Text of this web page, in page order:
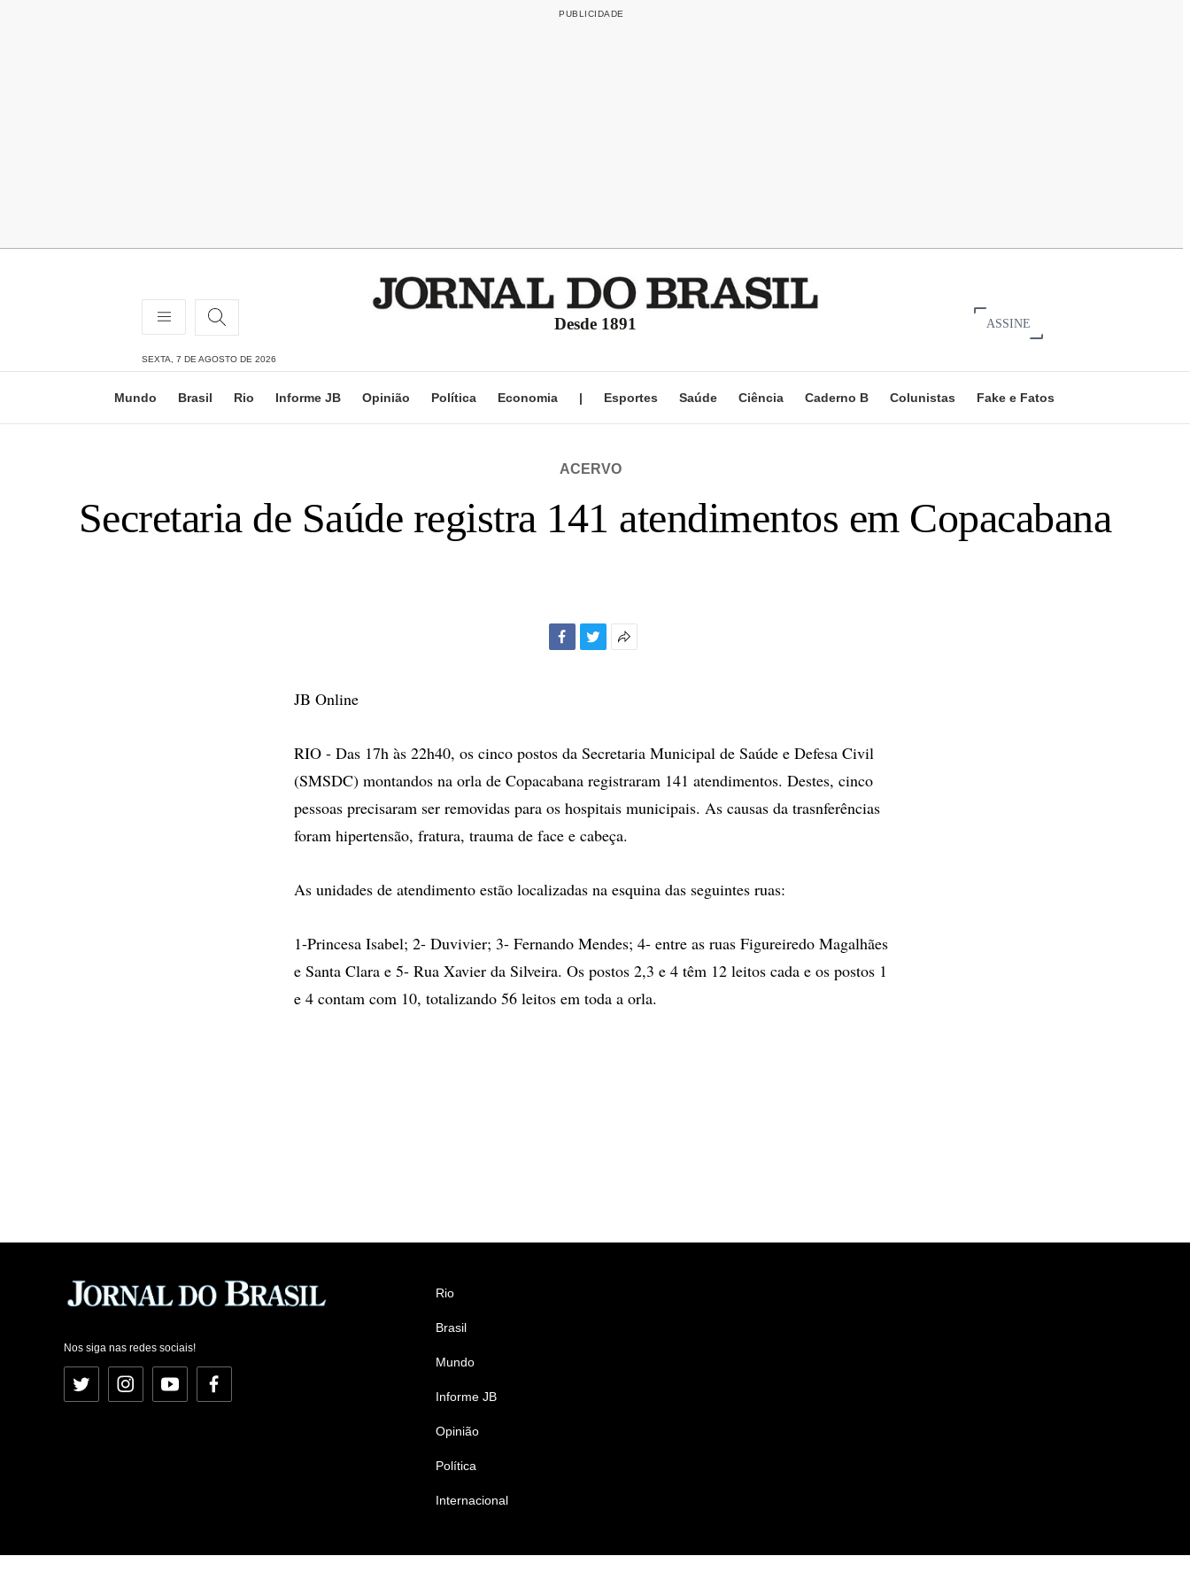
Desde 1891 ASSINE
SEXTA, 7 DE AGOSTO DE 2026
Mundo Brasil Rio Informe JB Opinião Política Economia | Esportes Saúde Ciência Caderno B Colunistas Fake e Fatos
ACERVO
Secretaria de Saúde registra 141 atendimentos em Copacabana
JB Online
RIO - Das 17h às 22h40, os cinco postos da Secretaria Municipal de Saúde e Defesa Civil
(SMSDC) montandos na orla de Copacabana registraram 141 atendimentos. Destes, cinco
pessoas precisaram ser removidas para os hospitais municipais. As causas da trasnferências
foram hipertensão, fratura, trauma de face e cabeça.
As unidades de atendimento estão localizadas na esquina das seguintes ruas:
1-Princesa Isabel; 2- Duvivier; 3- Fernando Mendes; 4- entre as ruas Figureiredo Magalhães
e Santa Clara e 5- Rua Xavier da Silveira. Os postos 2,3 e 4 têm 12 leitos cada e os postos 1
e 4 contam com 10, totalizando 56 leitos em toda a orla.
Nos siga nas redes sociais!
Twitter InstagramYouTubeFacebook
Rio
Brasil
Mundo
Informe JB
Opinião
Política
Internacional